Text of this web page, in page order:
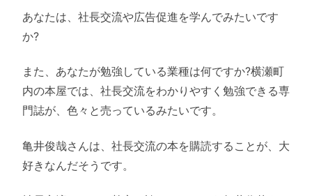
あなたは、社長交流や広告促進を学んでみたいです
か?
また、あなたが勉強している業種は何ですか?横瀬町
内の本屋では、社長交流をわかりやすく勉強できる専
門誌が、色々と売っているみたいです。
亀井俊哉さんは、社長交流の本を購読することが、大
好きなんだそうです。